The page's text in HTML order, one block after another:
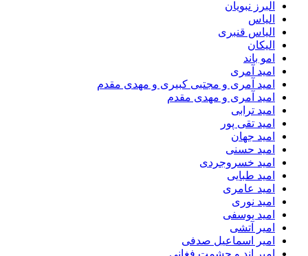
البرز نبویان
الیاس
الیاس قنبرى
الیکان
امو باند
امید آمری
امید آمری و مجتبی کبیری و مهدى مقدم
امید آمری و مهدی مقدم
امید ترابی
امید تقی پور
امید جهان
امید حسنی
امید خسروجردی
امید طبایی
امید عامری
امید نوری
امید یوسفی
امیر آتشی
امیر اسماعیل صدفی
امیر اند و حشمت فغانی